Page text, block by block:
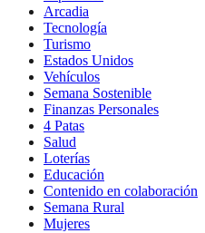
Arcadia
Tecnología
Turismo
Estados Unidos
Vehículos
Semana Sostenible
Finanzas Personales
4 Patas
Salud
Loterías
Educación
Contenido en colaboración
Semana Rural
Mujeres